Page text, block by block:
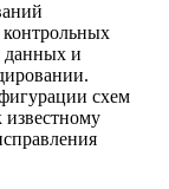
данных и
схем